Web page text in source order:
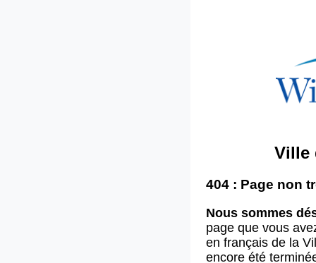
Ville
404 : Page non
Nous sommes
page que vous
en français de la
encore été